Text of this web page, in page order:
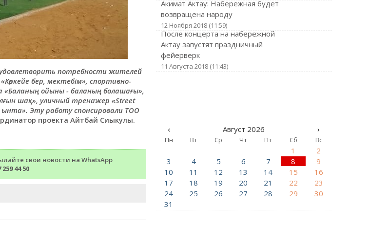
потребности жителей
бер, мектебім», спортивно-
«Баланың ойыны - баланың болашағы»,
шақ», уличный тренажер «Street
Эту работу спонсировали ТОО
проекта Айтбай Сиыкулы.
свои новости на WhatsApp
259 44 50
Акимат Актау: Набережная будет
возвращена народу
12 Ноября 2018 (11:59)
После концерта на набережной
Актау запустят праздничный
фейерверк
11 Августа 2018 (11:43)
‹ Август 2026 ›
Пн Вт Ср Чт Пт Сб Вс
1
2
3
4 5 6 7 8
9
10
11 12 13 14 15
16
17
18 19 20 21 22
23
24
25 26 27 28 29
30
31